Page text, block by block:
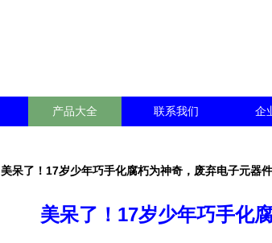
产品大全 联系我们 企
美呆了！17岁少年巧手化腐朽为神奇，废弃电子元器
美呆了！17岁少年巧手化